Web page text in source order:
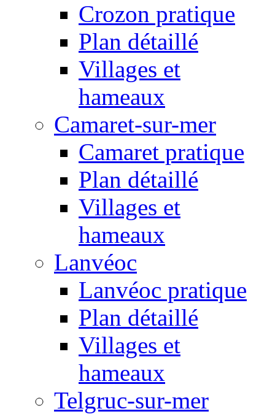
Crozon pratique
Plan détaillé
Villages et
hameaux
Camaret-sur-mer
Camaret pratique
Plan détaillé
Villages et
hameaux
Lanvéoc
Lanvéoc pratique
Plan détaillé
Villages et
hameaux
Telgruc-sur-mer